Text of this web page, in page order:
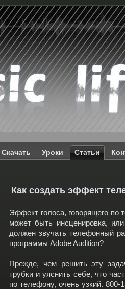
Скачать Уроки Статьи
Как создать эффект
Эффект голоса, говорящего по
может быть инсценировка,
должен звучать телефонный
программы Adobe Audition?
Прежде, чем решить эту
трубки и уяснить себе, что
по телефону, очень узкий.